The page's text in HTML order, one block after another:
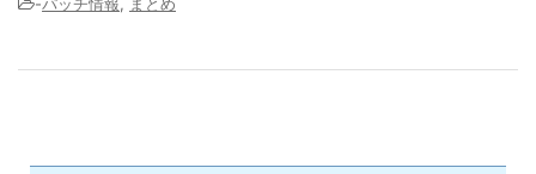
-パッチ情報, まとめ